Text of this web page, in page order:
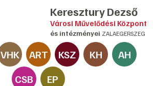
Keresztury Dezső
Városi Művelődési Központ
és intézményei ZALAEGERSZEG
VHK ART KSZ KH
AH
CSB
EP